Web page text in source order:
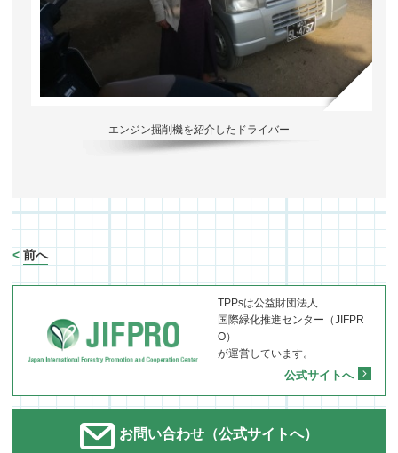
エンジン掘削機を紹介したドライバー
< 前へ
TPPsは公益財団法人
国際緑化推進センター（JIFPR
O）
が運営しています。
公式サイトへ
お問い合わせ（公式サイトへ）